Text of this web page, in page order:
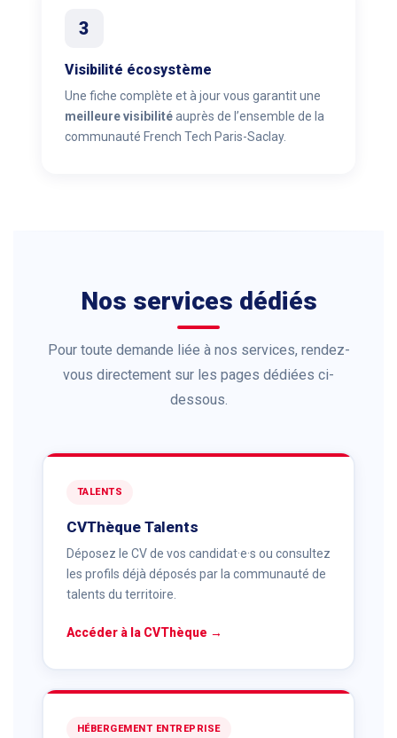
3
Visibilité écosystème
Une fiche complète et à jour vous garantit une
meilleure visibilitéauprès de l’ensemble de la
communauté French Tech Paris-Saclay.
Nos services dédiés
Pour toute demande liée à nos services, rendez-
vous directement sur les pages dédiées ci-
dessous.
TALENTS
CVThèque Talents
Déposez le CV de vos candidat·e·s ou consultez
les profils déjà déposés par la communauté de
talents du territoire.
Accéder à la CVThèque →
HÉBERGEMENT ENTREPRISE